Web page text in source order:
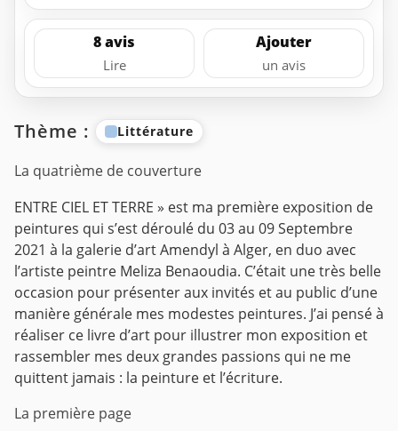
8 avis
Lire
Ajouter
un avis
Thème : Littérature
La quatrième de couverture
ENTRE CIEL ET TERRE » est ma première exposition de
peintures qui s’est déroulé du 03 au 09 Septembre
2021 à la galerie d’art Amendyl à Alger, en duo avec
l’artiste peintre Meliza Benaoudia. C’était une très belle
occasion pour présenter aux invités et au public d’une
manière générale mes modestes peintures. J’ai pensé à
réaliser ce livre d’art pour illustrer mon exposition et
rassembler mes deux grandes passions qui ne me
quittent jamais : la peinture et l’écriture.
La première page